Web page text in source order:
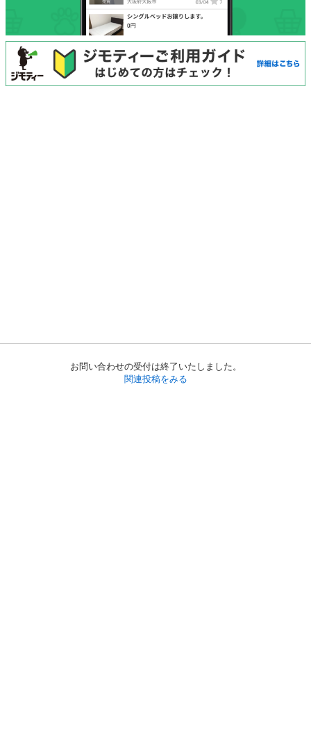
お問い合わせの受付は終了いたしました。
関連投稿をみる